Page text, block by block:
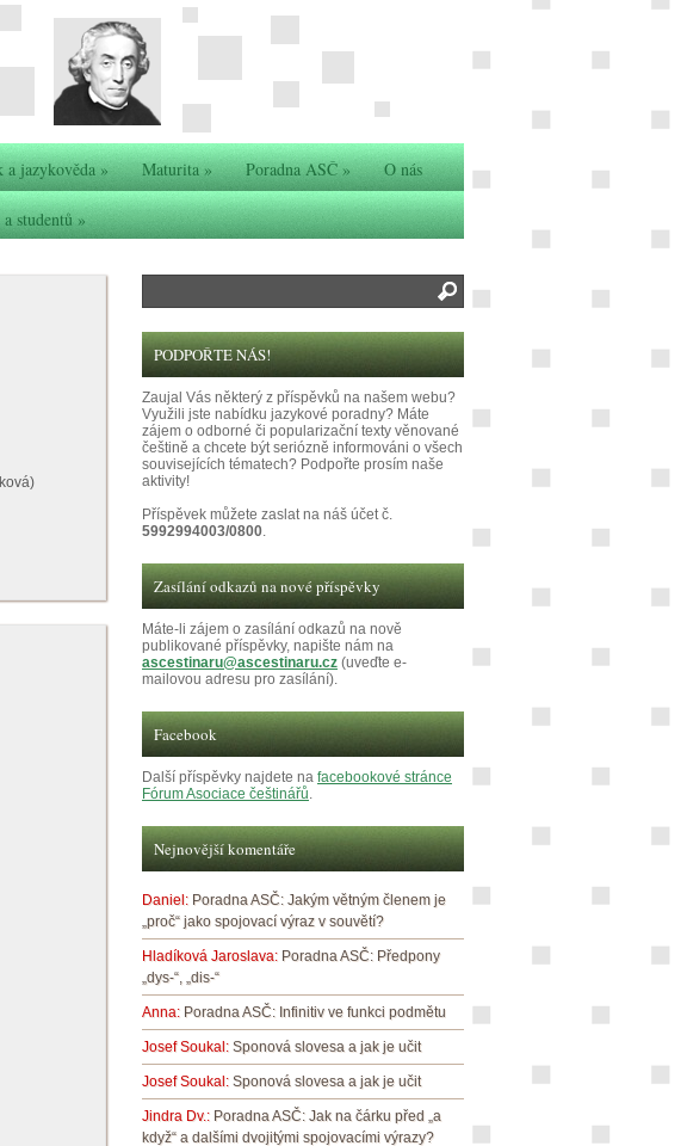
a jazykověda» Maturita» Poradna ASČ» O nás
studentů»
PODPOŘTE NÁS!
Zaujal Vás některý z příspěvků na našem webu?
Využili jste nabídku jazykové poradny? Máte
zájem o odborné či popularizační texty věnované
češtině a chcete být seriózně informováni o všech
souvisejících tématech? Podpořte prosím naše
aktivity!
Příspěvek můžete zaslat na náš účet č.
5992994003/0800.
Zasílání odkazů na nové příspěvky
Máte-li zájem o zasílání odkazů na nově
publikované příspěvky, napište nám na
ascestinaru@ascestinaru.cz (uveďte e-
mailovou adresu pro zasílání).
Facebook
Další příspěvky najdete na facebookové stránce
Fórum Asociace češtinářů.
Nejnovější komentáře
Daniel: Poradna ASČ: Jakým větným členem je
„proč“ jako spojovací výraz v souvětí?
Hladíková Jaroslava: Poradna ASČ: Předpony
„dys-“, „dis-“
Anna: Poradna ASČ: Infinitiv ve funkci podmětu
Josef Soukal: Sponová slovesa a jak je učit
Josef Soukal: Sponová slovesa a jak je učit
Jindra Dv.: Poradna ASČ: Jak na čárku před „a
když“ a dalšími dvojitými spojovacími výrazy?